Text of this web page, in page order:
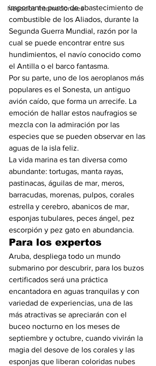
Negocios Internacionales
importante punto de abastecimiento de
combustible de los Aliados, durante la
Segunda Guerra Mundial, razón por la
cual se puede encontrar entre sus
hundimientos, el navío conocido como
el Antilla o el barco fantasma.
Por su parte, uno de los aeroplanos más
populares es el Sonesta, un antiguo
avión caído, que forma un arrecife. La
emoción de hallar estos naufragios se
mezcla con la admiración por las
especies que se pueden observar en las
aguas de la isla feliz.
La vida marina es tan diversa como
abundante: tortugas, manta rayas,
pastinacas, águilas de mar, meros,
barracudas, morenas, pulpos, corales
estrella y cerebro, abanicos de mar,
esponjas tubulares, peces ángel, pez
escorpión y pez gato en abundancia.
Para los expertos
Aruba, despliega todo un mundo
submarino por descubrir, para los buzos
certificados será una práctica
encantadora en aguas tranquilas y con
variedad de experiencias, una de las
más atractivas se apreciarán con el
buceo nocturno en los meses de
septiembre y octubre, cuando vivirán la
magia del desove de los corales y las
esponjas que liberan coloridas nubes